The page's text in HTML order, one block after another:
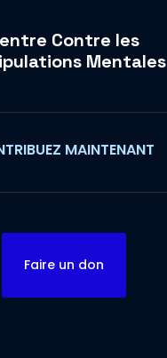
Contre les
Mentales
MAINTENANT
Faire un don